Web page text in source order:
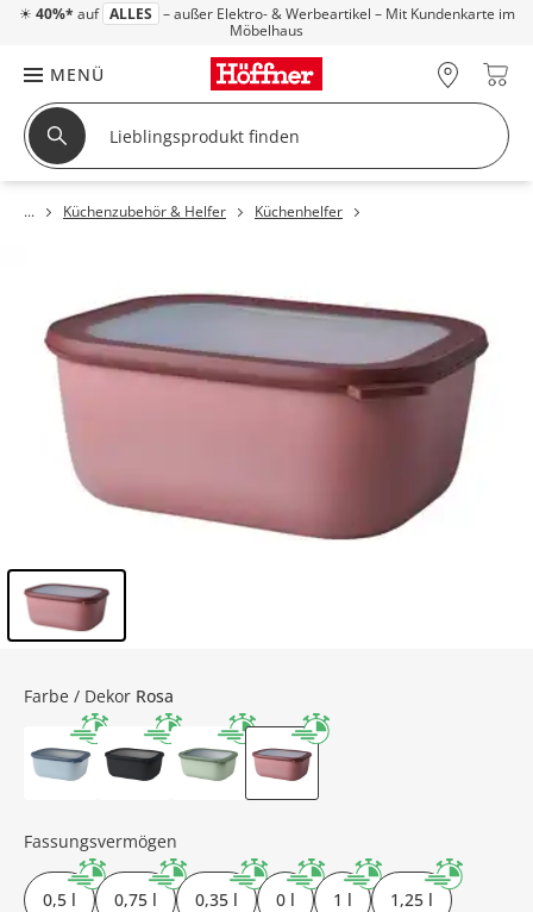
☀ 40%* auf ALLES – außer Elektro- & Werbeartikel – Mit Kundenkarte im
Möbelhaus
MENÜ
Küchenzubehör & Helfer Küchenhelfer
Farbe / Dekor Rosa
Fassungsvermögen
0,5 l 0,75 l 0,35 l 0 l 1 l 1,25 l